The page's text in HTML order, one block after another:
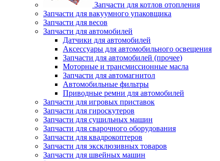
Запчасти для котлов отопления
Запчасти для вакуумного упаковщика
Запчасти для весов
Запчасти для автомобилей
Датчики для автомобилей
Аксессуары для автомобильного освещения
Запчасти для автомобилей (прочее)
Моторные и трансмиссионные масла
Запчасти для автомагнитол
Автомобильные фильтры
Приводные ремни для автомобилей
Запчасти для игровых приставок
Запчасти для гироскутеров
Запчасти для сушильных машин
Запчасти для сварочного оборудования
Запчасти для квадрокоптеров
Запчасти для эксклюзивных товаров
Запчасти для швейных машин